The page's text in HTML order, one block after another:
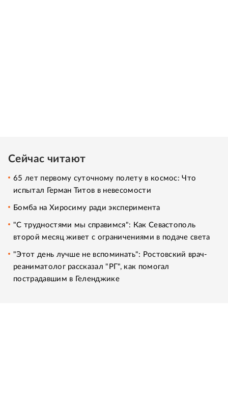
Сейчас читают
65 лет первому суточному полету в космос: Что
испытал Герман Титов в невесомости
Бомба на Хиросиму ради эксперимента
"С трудностями мы справимся": Как Севастополь
второй месяц живет с ограничениями в подаче света
"Этот день лучше не вспоминать": Ростовский врач-
реаниматолог рассказал "РГ", как помогал
пострадавшим в Геленджике